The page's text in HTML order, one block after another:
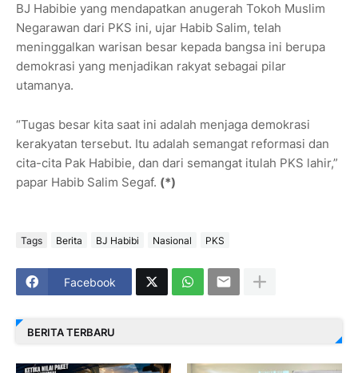
BJ Habibie yang mendapatkan anugerah Tokoh Muslim
Negarawan dari PKS ini, ujar Habib Salim, telah
meninggalkan warisan besar kepada bangsa ini berupa
demokrasi yang menjadikan rakyat sebagai pilar
utamanya.
“Tugas besar kita saat ini adalah menjaga demokrasi
kerakyatan tersebut. Itu adalah semangat reformasi dan
cita-cita Pak Habibie, dan dari semangat itulah PKS lahir,”
papar Habib Salim Segaf. (*)
Tags Berita BJ Habibi Nasional PKS
Facebook
BERITA TERBARU